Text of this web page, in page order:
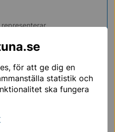
för att ge dig en
statistik och
ska fungera
noggrant
du inte har en bild